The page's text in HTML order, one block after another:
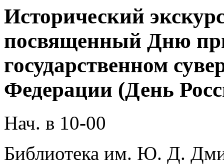
Исторический
посвященный Дню
государственном
Федерации (День
Нач. в 10-00
Библиотека им. Ю. Д.